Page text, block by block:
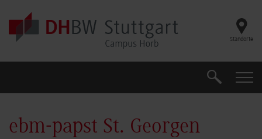
Skip to main content
Standorte
Search
ebm-papst St. Georgen